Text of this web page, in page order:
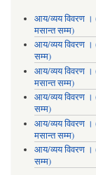
आय/व्यय विवरण ।
मसान्त सम्म)
आय/व्यय विवरण ।
सम्म)
आय/व्यय विवरण ।
मसान्त सम्म)
आय/व्यय विवरण ।
सम्म)
आय/व्यय विवरण ।
मसान्त सम्म)
आय/व्यय विवरण ।
सम्म)